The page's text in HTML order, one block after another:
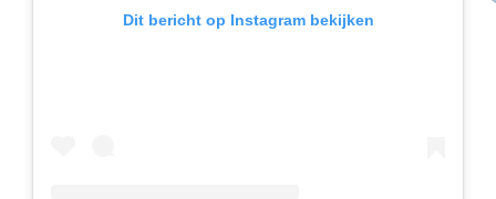
Dit bericht op Instagram bekijken